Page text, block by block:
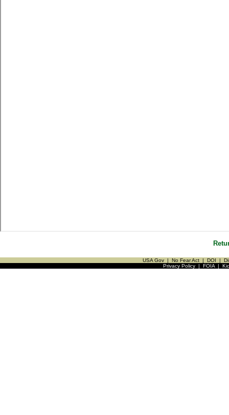
USA Gov | No Fear Act | DOI |
Privacy Policy| FOIA|